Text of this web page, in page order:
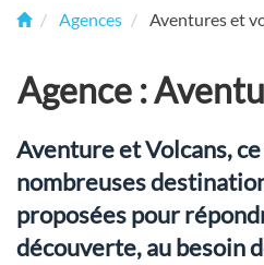
Agences Aventures et
Agence :
Aventure et Volcans,
nombreuses
proposées pour
découverte, au besoin